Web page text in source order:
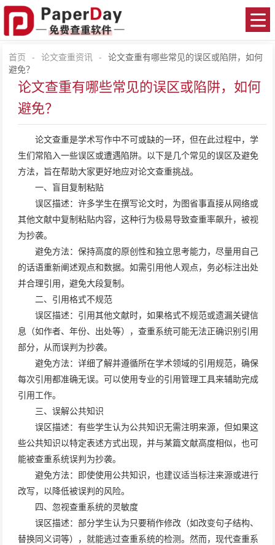
首页 - 论文查重资讯 - 论文查重有哪些常见的误区或陷阱，如何
避免？
论文查重有哪些常见的误区或陷阱，如何
避免？
论文查重是学术写作中不可或缺的一环，但在此过程中，学
生们常陷入一些误区或遭遇陷阱。以下是几个常见的误区及避免
方法，旨在帮助大家更好地应对论文查重挑战。
一、盲目复制粘贴
误区描述：许多学生在撰写论文时，为图省事直接从网络或
其他文献中复制粘贴内容，这种行为极易导致查重率飙升，被视
为抄袭。
避免方法：保持高度的原创性和独立思考能力，尽量用自己
的话语重新阐述观点和数据。如需引用他人观点，务必标注出处
并合理引用，避免大段复制。
二、引用格式不规范
误区描述：引用其他文献时，如果格式不规范或遗漏关键信
息（如作者、年份、出处等），查重系统可能无法正确识别引用
部分，从而误判为抄袭。
避免方法：详细了解并遵循所在学术领域的引用规范，确保
每次引用都准确无误。可以使用专业的引用管理工具来辅助完成
引用工作。
三、误解公共知识
误区描述：有些学生认为公共知识无需注明来源，但如果这
些公共知识以特定表述方式出现，并与某篇文献高度相似，也可
能被查重系统误判为抄袭。
避免方法：即使使用公共知识，也建议适当标注来源或进行
改写，以降低被误判的风险。
四、忽视查重系统的灵敏度
误区描述：部分学生认为只要稍作修改（如改变句子结构、
替换同义词等），就能逃过查重系统的检测。然而，现代查重系